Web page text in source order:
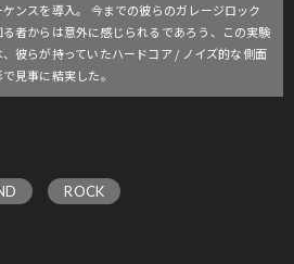
ンスを導入。 今までの彼らのガレージロック
者からは意外に感じられるであろう、この実験
彼らが持っていたハードコア / ノイズ的な側面
見事に結実した。
ROCK